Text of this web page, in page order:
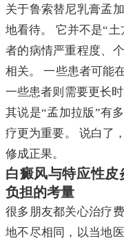
关于鲁索替尼乳膏孟
地看待。 它并不是“
者的病情严重程度、
相关。 一些患者可能
一些患者则需要更长
其说是“孟加拉版”有
疗更为重要。 说白了
修成正果。
白癜风与特应性
负担的考量
很多朋友都关心治疗
地不尽相同，以当地